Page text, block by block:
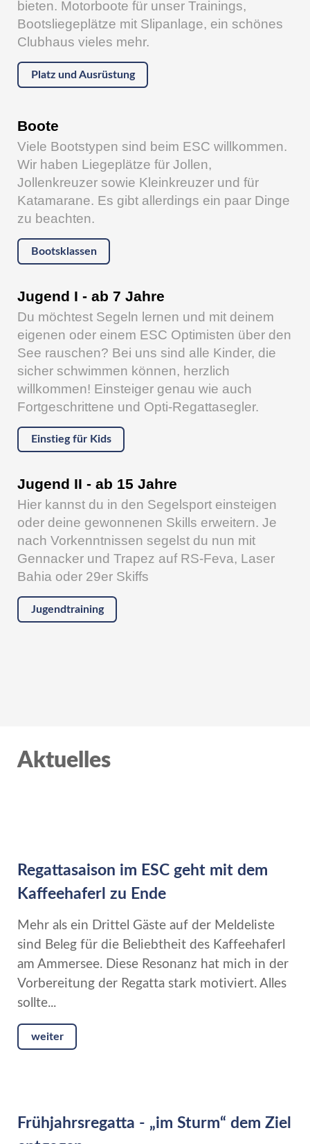
bieten. Motorboote für unser Trainings,
Bootsliegeplätze mit Slipanlage, ein schönes
Clubhaus vieles mehr.
Platz und Ausrüstung
Boote
Viele Bootstypen sind beim ESC willkommen.
Wir haben Liegeplätze für Jollen,
Jollenkreuzer sowie Kleinkreuzer und für
Katamarane. Es gibt allerdings ein paar Dinge
zu beachten.
Bootsklassen
Jugend I - ab 7 Jahre
Du möchtest Segeln lernen und mit deinem
eigenen oder einem ESC Optimisten über den
See rauschen? Bei uns sind alle Kinder, die
sicher schwimmen können, herzlich
willkommen! Einsteiger genau wie auch
Fortgeschrittene und Opti-Regattasegler.
Einstieg für Kids
Jugend II - ab 15 Jahre
Hier kannst du in den Segelsport einsteigen
oder deine gewonnenen Skills erweitern. Je
nach Vorkenntnissen segelst du nun mit
Gennacker und Trapez auf RS-Feva, Laser
Bahia oder 29er Skiffs
Jugendtraining
Aktuelles
Regattasaison im ESC geht mit dem
Kaffeehaferl zu Ende
Mehr als ein Drittel Gäste auf der Meldeliste
sind Beleg für die Beliebtheit des Kaffeehaferl
am Ammersee. Diese Resonanz hat mich in der
Vorbereitung der Regatta stark motiviert. Alles
sollte...
weiter
Frühjahrsregatta - „im Sturm“ dem Ziel